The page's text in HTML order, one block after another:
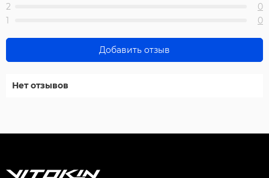
2
0
1
0
Добавить отзыв
Нет отзывов